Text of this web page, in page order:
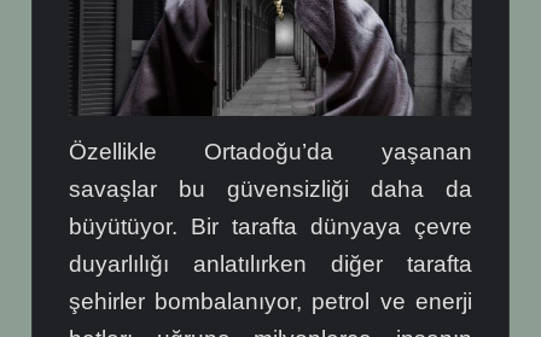
Özellikle Ortadoğu’da yaşanan
savaşlar bu güvensizliği daha da
büyütüyor. Bir tarafta dünyaya çevre
duyarlılığı anlatılırken diğer tarafta
şehirler bombalanıyor, petrol ve enerji